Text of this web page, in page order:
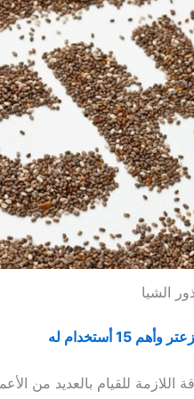
الشيا
15 أستخدام له
للقيام بالعديد من